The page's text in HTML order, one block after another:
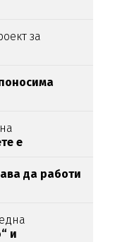
за
е
да работи
и